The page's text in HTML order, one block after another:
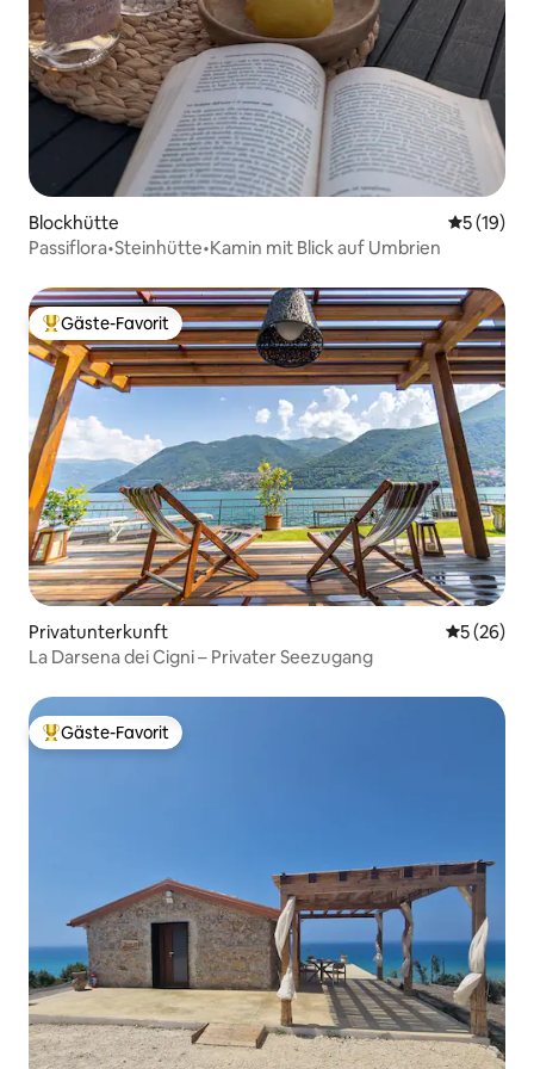
Blockhütte
5 (19)
Passiflora•Steinhütte•Kamin mit Blick auf Umbrien
Beliebter Gäste-Favorit.
Gäste-Favorit
Privatunterkunft
5 (26)
La Darsena dei Cigni – Privater Seezugang
Beliebter Gäste-Favorit.
Gäste-Favorit